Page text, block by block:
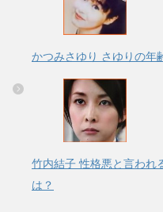
かつみさゆり さゆりの年
竹内結子 性格悪と言われ
は？